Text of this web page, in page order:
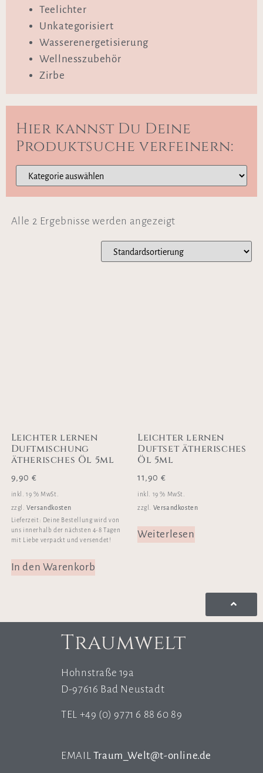
Teelichter
Unkategorisiert
Wasserenergetisierung
Wellnesszubehör
Zirbe
Hier kannst Du Deine
Produktsuche verfeinern:
Alle 2 Ergebnisse werden angezeigt
Leichter lernen
Duftmischung
ätherisches Öl 5ml
9,90 €
inkl. 19 % MwSt.
zzgl.Versandkosten
Lieferzeit: Deine Bestellung wird von
uns innerhalb der nächsten 4-8 Tagen
mit Liebe verpackt und versendet!
In den Warenkorb
Leichter lernen
Duftset ätherisches
Öl 5ml
11,90 €
inkl. 19 % MwSt.
zzgl. Versandkosten
Weiterlesen
Traumwelt
Hohnstraße 19a
D-97616 Bad Neustadt
TEL +49 (0) 9771 6 88 60 89
EMAIL Traum_Welt@t-online.de